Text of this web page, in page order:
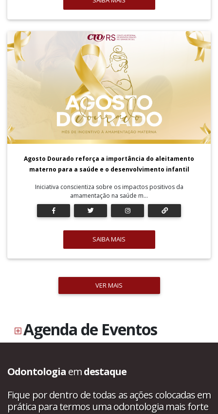
Agosto Dourado reforça a importância do aleitamento
materno para a saúde e o desenvolvimento infantil
Iniciativa conscientiza sobre os impactos positivos da
amamentação na saúde m...
SAIBA MAIS
VER MAIS
Agenda de Eventos
Odontologia emdestaque
Fique por dentro de todas as ações colocadas em
prática para termos uma odontologia mais forte